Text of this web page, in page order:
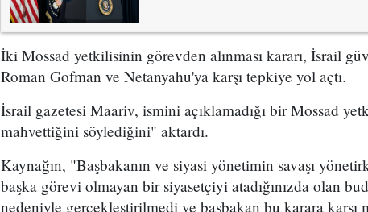
İki Mossad yetkilisinin görevden alınması kararı, İsrail
Roman Gofman ve Netanyahu'ya karşı tepkiye yol açtı.
İsrail gazetesi Maariv, ismini açıklamadığı bir Mossad
mahvettiğini söylediğini" aktardı.
Kaynağın, "Başbakanın ve siyasi yönetimin savaşı
başka görevi olmayan bir siyasetçiyi atadığınızda olan
nedeniyle gerçekleştirilmedi ve başbakan bu karara karşı